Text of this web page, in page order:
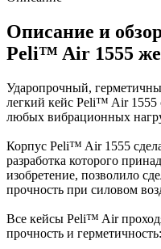
Описание и
Peli™ Air 1555
Ударопрочный,
легкий кейс Peli™ Air 1555
любых вибрационных
Корпус Peli™ Air 1555
разработка которого
изобретение, позволило
прочность при силовом
Все кейсы Peli™ Air
прочность и герметичность: